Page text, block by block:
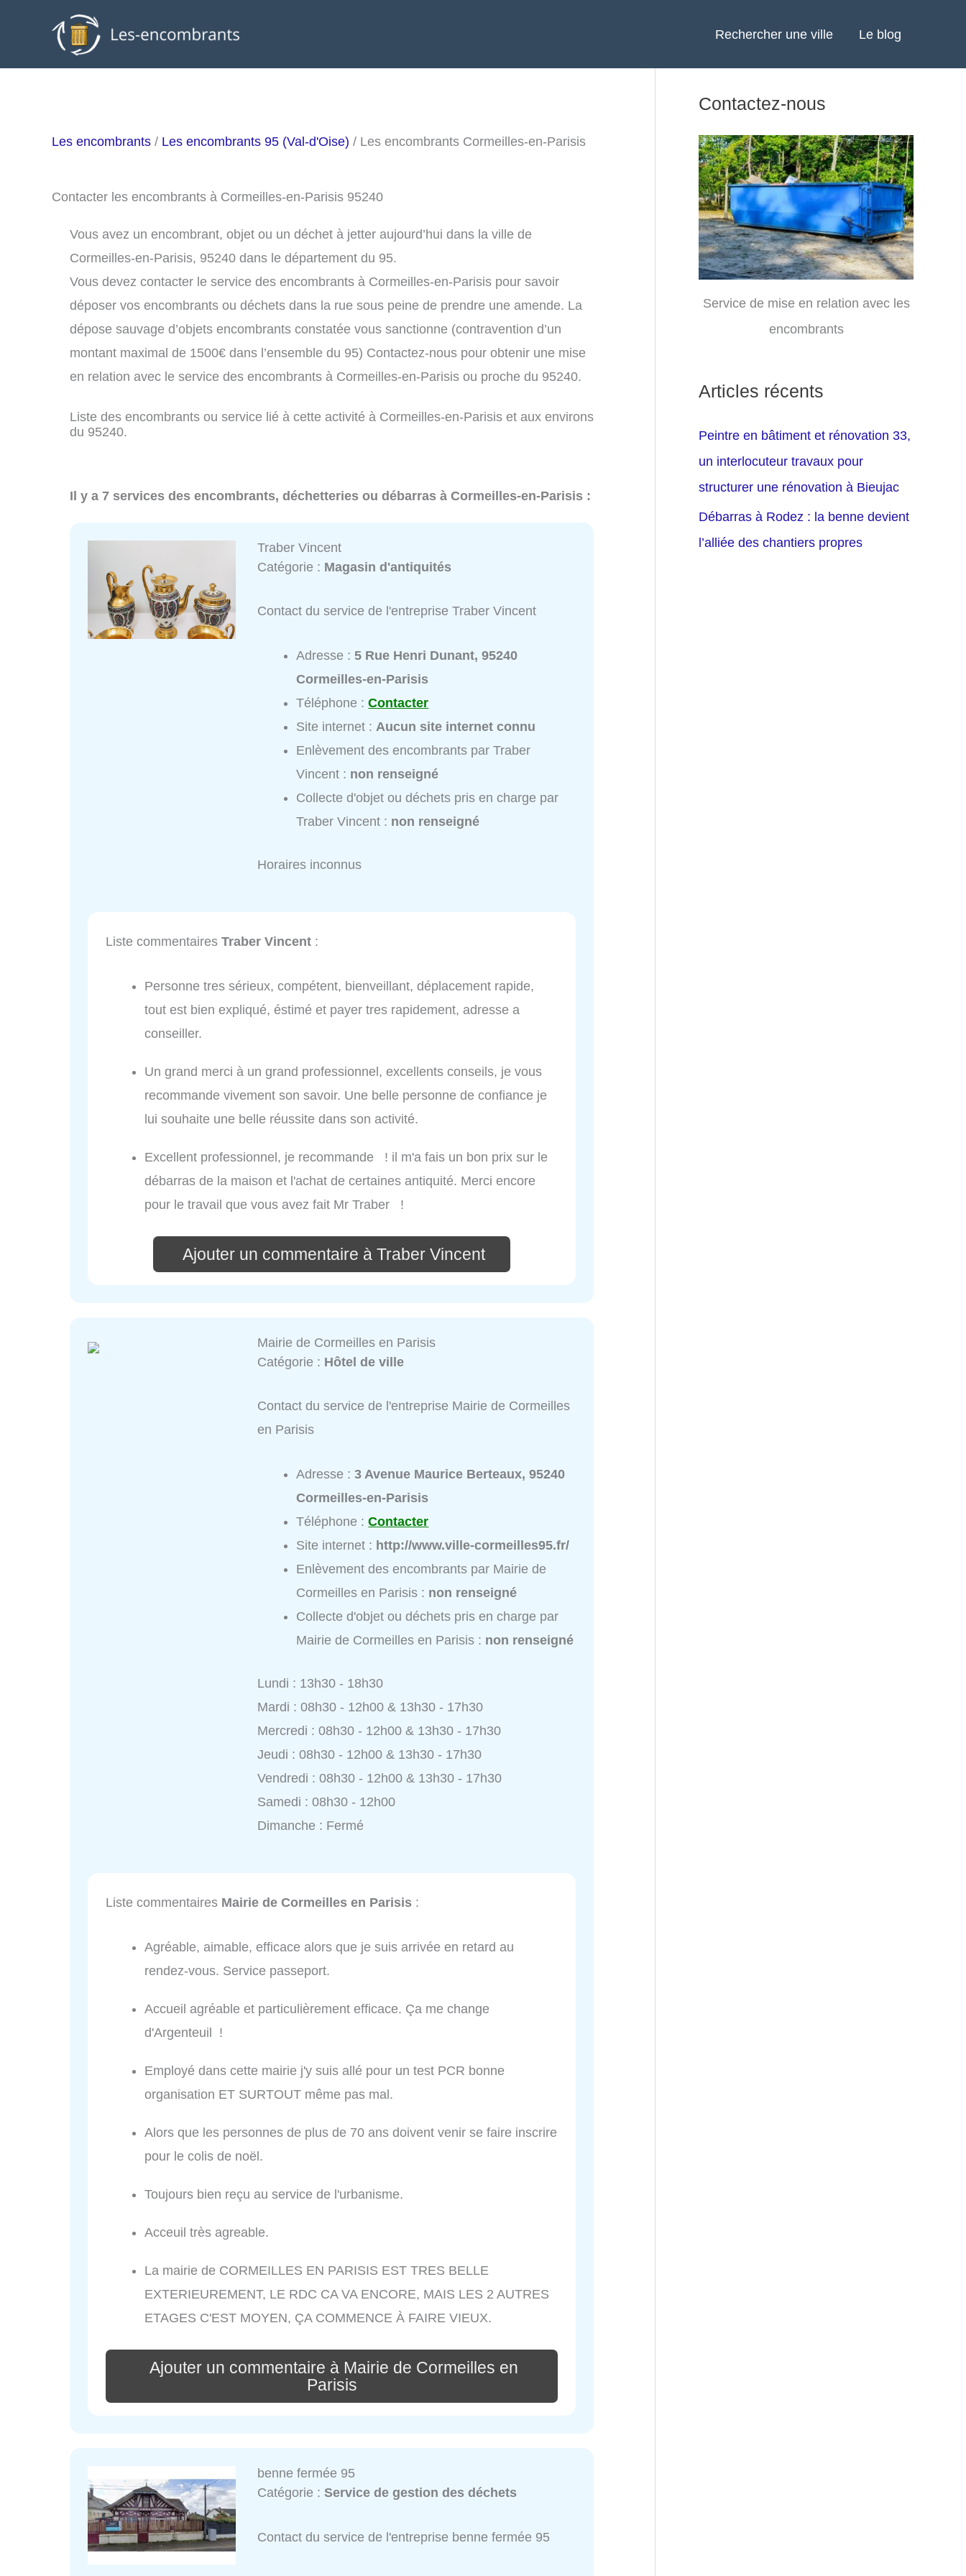
Rechercher une ville Le blog
Les encombrants / Les encombrants 95 (Val-d'Oise) / Les encombrants Cormeilles-en-Parisis
Contacter les encombrants à Cormeilles-en-Parisis 95240
Vous avez un encombrant, objet ou un déchet à jetter aujourd’hui dans la ville de
Cormeilles-en-Parisis, 95240 dans le département du 95.
Vous devez contacter le service des encombrants à Cormeilles-en-Parisis pour savoir
déposer vos encombrants ou déchets dans la rue sous peine de prendre une amende. La
dépose sauvage d’objets encombrants constatée vous sanctionne (contravention d’un
montant maximal de 1500€ dans l’ensemble du 95) Contactez-nous pour obtenir une mise
en relation avec le service des encombrants à Cormeilles-en-Parisis ou proche du 95240.
Liste des encombrants ou service lié à cette activité à Cormeilles-en-Parisis et aux environs
du 95240.
Il y a 7 services des encombrants, déchetteries ou débarras à Cormeilles-en-Parisis :
Traber Vincent
Catégorie : Magasin d'antiquités
Contact du service de l'entreprise Traber Vincent
Adresse :5 Rue Henri Dunant, 95240
Cormeilles-en-Parisis
Téléphone :Contacter
Site internet :Aucun site internet connu
Enlèvement des encombrants par Traber
Vincent : non renseigné
Collecte d'objet ou déchets pris en charge par
Traber Vincent : non renseigné
Horaires inconnus
Liste commentaires Traber Vincent :
Personne tres sérieux, compétent, bienveillant, déplacement rapide,
tout est bien expliqué, éstimé et payer tres rapidement, adresse a
conseiller.
Un grand merci à un grand professionnel, excellents conseils, je vous
recommande vivement son savoir. Une belle personne de confiance je
lui souhaite une belle réussite dans son activité.
Excellent professionnel, je recommande ! il m'a fais un bon prix sur le
débarras de la maison et l'achat de certaines antiquité. Merci encore
pour le travail que vous avez fait Mr Traber !
Ajouter un commentaire à Traber Vincent
Mairie de Cormeilles en Parisis
Catégorie : Hôtel de ville
Contact du service de l'entreprise Mairie de Cormeilles
en Parisis
Adresse :3 Avenue Maurice Berteaux, 95240
Cormeilles-en-Parisis
Téléphone :Contacter
Site internet : http://www.ville-cormeilles95.fr/
Enlèvement des encombrants par Mairie de
Cormeilles en Parisis : non renseigné
Collecte d'objet ou déchets pris en charge par
Mairie de Cormeilles en Parisis : non renseigné
Lundi : 13h30 - 18h30
Mardi : 08h30 - 12h00 & 13h30 - 17h30
Mercredi : 08h30 - 12h00 & 13h30 - 17h30
Jeudi : 08h30 - 12h00 & 13h30 - 17h30
Vendredi : 08h30 - 12h00 & 13h30 - 17h30
Samedi : 08h30 - 12h00
Dimanche : Fermé
Liste commentaires Mairie de Cormeilles en Parisis :
Agréable, aimable, efficace alors que je suis arrivée en retard au
rendez-vous. Service passeport.
Accueil agréable et particulièrement efficace. Ça me change
d'Argenteuil !
Employé dans cette mairie j'y suis allé pour un test PCR bonne
organisation ET SURTOUT même pas mal.
Alors que les personnes de plus de 70 ans doivent venir se faire inscrire
pour le colis de noël.
Toujours bien reçu au service de l'urbanisme.
Acceuil très agreable.
La mairie de CORMEILLES EN PARISIS EST TRES BELLE
EXTERIEUREMENT, LE RDC CA VA ENCORE, MAIS LES 2 AUTRES
ETAGES C'EST MOYEN, ÇA COMMENCE À FAIRE VIEUX.
Ajouter un commentaire à Mairie de Cormeilles en
Parisis
benne fermée 95
Catégorie :Service de gestion des déchets
Contact du service de l'entreprise benne fermée 95
Contactez-nous
Service de mise en relation avec les
encombrants
Articles récents
Peintre en bâtiment et rénovation 33,
un interlocuteur travaux pour
structurer une rénovation à Bieujac
Débarras à Rodez : la benne devient
l’alliée des chantiers propres